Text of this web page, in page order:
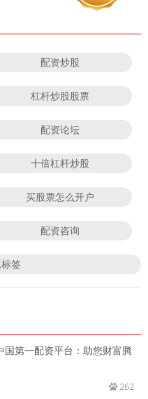
配资炒股
杠杆炒股股票
配资论坛
十倍杠杆炒股
买股票怎么开户
配资咨询
签
国第一配资平台：助您财富腾
262